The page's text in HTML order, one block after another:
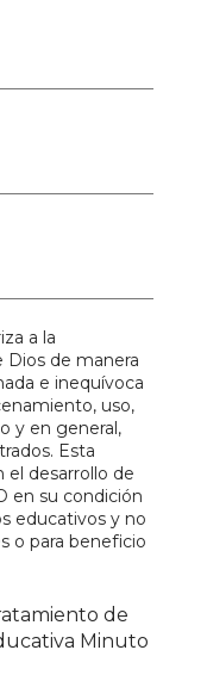
a la
Dios de manera
e inequívoca
uso,
y en general,
Esta
el desarrollo de
en su condición
educativos y no
o para beneficio
de
Minuto